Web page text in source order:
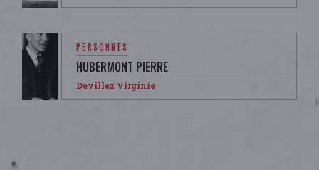
PERSONNES
HUBERMONT PIERRE
Devillez Virginie